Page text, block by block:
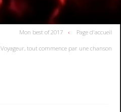
Mon best of 2017 Page d'accueil
Voyageur, tout commence par une chanson